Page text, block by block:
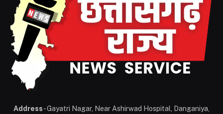
Address- Gayatri Nagar, Near Ashirwad Hospital, Danganiya,